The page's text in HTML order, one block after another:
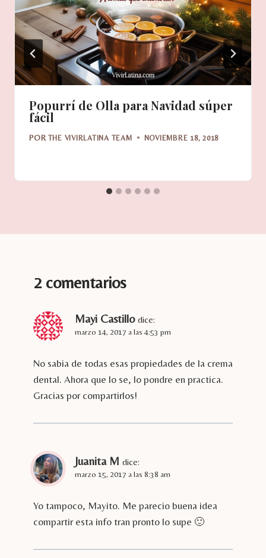
Popurrí de Olla para Navidad súper
fácil
POR THE VIVIRLATINA TEAM NOVIEMBRE 18, 2018
2 comentarios
Mayi Castillo dice:
marzo 14, 2017 a las 4:53 pm
No sabia de todas esas propiedades de la crema
dental. Ahora que lo se, lo pondre en practica.
Gracias por compartirlos!
Juanita M dice:
marzo 15, 2017 a las 8:38 am
Yo tampoco, Mayito. Me parecio buena idea
compartir esta info tran pronto lo supe 🙂